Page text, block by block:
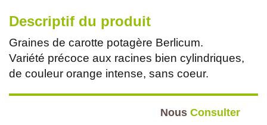
Descriptif du produit
Graines de carotte potagère Berlicum.
Variété précoce aux racines bien cylindriques,
de couleur orange intense, sans coeur.
Nous Consulter